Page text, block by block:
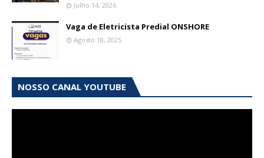
Julho 14, 2026
Vaga de Eletricista Predial ONSHORE
Agosto 18, 2025
NOSSO CANAL YOUTUBE